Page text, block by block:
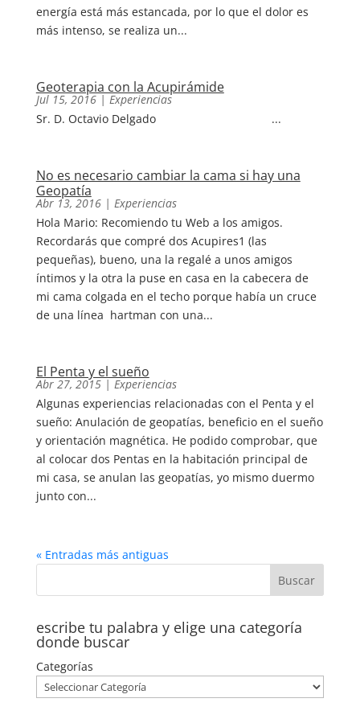
energía está más estancada, por lo que el dolor es
más intenso, se realiza un...
Geoterapia con la Acupirámide
Jul 15, 2016| Experiencias
Sr. D. Octavio Delgado ...
No es necesario cambiar la cama si hay una
Geopatía
Abr 13, 2016| Experiencias
Hola Mario: Recomiendo tu Web a los amigos.
Recordarás que compré dos Acupires1 (las
pequeñas), bueno, una la regalé a unos amigos
íntimos y la otra la puse en casa en la cabecera de
mi cama colgada en el techo porque había un cruce
de una línea hartman con una...
El Penta y el sueño
Abr 27, 2015| Experiencias
Algunas experiencias relacionadas con el Penta y el
sueño: Anulación de geopatías, beneficio en el sueño
y orientación magnética. He podido comprobar, que
al colocar dos Pentas en la habitación principal de
mi casa, se anulan las geopatías, yo mismo duermo
junto con...
« Entradas más antiguas
escribe tu palabra y elige una categoría
donde buscar
Categorías